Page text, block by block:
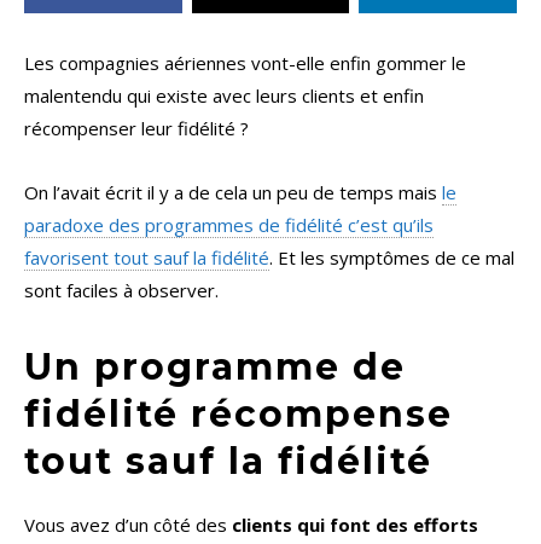
Les compagnies aériennes vont-elle enfin gommer le
malentendu qui existe avec leurs clients et enfin
récompenser leur fidélité ?
On l’avait écrit il y a de cela un peu de temps mais le
paradoxe des programmes de fidélité c’est qu’ils
favorisent tout sauf la fidélité. Et les symptômes de ce mal
sont faciles à observer.
Un programme de
fidélité récompense
tout sauf la fidélité
Vous avez d’un côté des clients qui font des efforts